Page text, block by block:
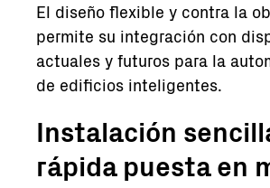
El diseño flexible y contra la
permite su integración con
actuales y futuros para la
de edificios inteligentes.
Instalación
rápida puesta en